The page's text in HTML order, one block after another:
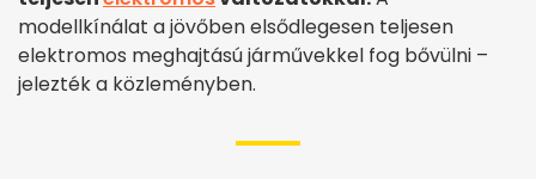
modellkínálat a jövőben elsődlegesen teljesen
elektromos meghajtású járművekkel fog bővülni –
jelezték a közleményben.